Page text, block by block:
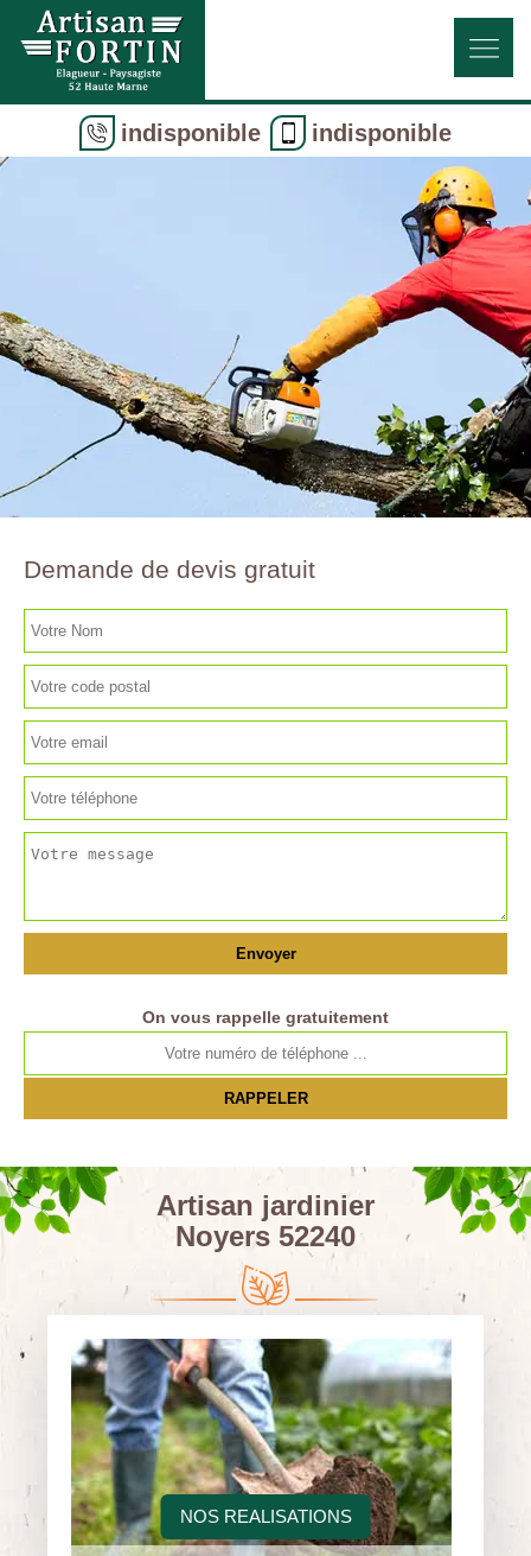
indisponible indisponible
NOS REALISATIONS
Demande de devis gratuit
On vous rappelle gratuitement
Artisan jardinier
Noyers 52240